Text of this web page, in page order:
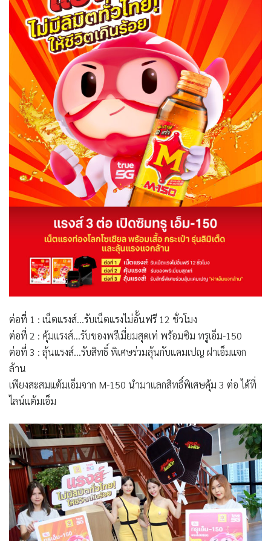
ต่อที่ 1 : เน็ตแรงส์…รับเน็ตแรงไม่อั้นฟรี 12 ชั่วโมง
ต่อที่ 2 : คุ้มแรงส์…รับของพรีเมี่ยมสุดเท่ พร้อมซิม ทรูเอ็ม-150
ต่อที่ 3 : ลุ้นแรงส์…รับสิทธิ์ พิเศษร่วมลุ้นกับแคมเปญ ฝาเอ็มแจก
ล้าน
เพียงสะสมแต้มเอ็มจาก M-150 นำมาแลกสิทธิ์พิเศษคุ้ม 3 ต่อ ได้ที่
ไลน์แต้มเอ็ม